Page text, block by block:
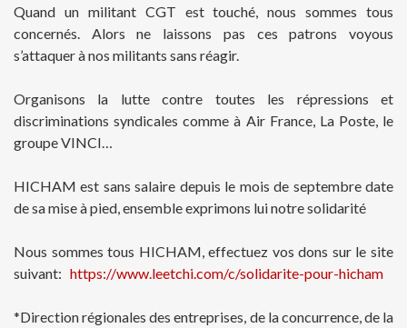
Quand un militant CGT est touché, nous sommes tous
concernés. Alors ne laissons pas ces patrons voyous
s’attaquer à nos militants sans réagir.
Organisons la lutte contre toutes les répressions et
discriminations syndicales comme à Air France, La Poste, le
groupe VINCI…
HICHAM est sans salaire depuis le mois de septembre date
de sa mise à pied, ensemble exprimons lui notre solidarité
Nous sommes tous HICHAM, effectuez vos dons sur le site
suivant: https://www.leetchi.com/c/solidarite-pour-hicham
*Direction régionales des entreprises, de la concurrence, de la